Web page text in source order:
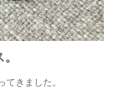
きました。